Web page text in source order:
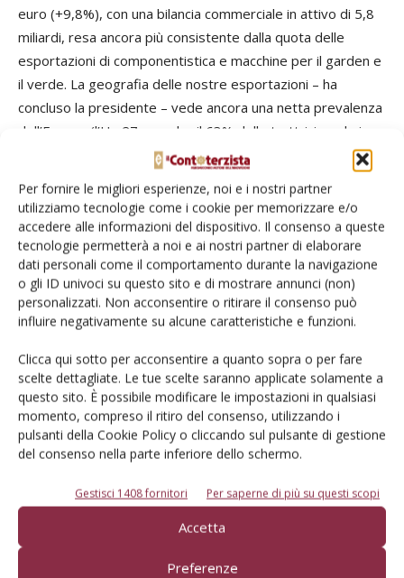
Per fornire le migliori esperienze, noi e i nostri partner
utilizziamo tecnologie come i cookie per memorizzare e/o
accedere alle informazioni del dispositivo. Il consenso a queste
tecnologie permetterà a noi e ai nostri partner di elaborare
dati personali come il comportamento durante la navigazione
o gli ID univoci su questo sito e di mostrare annunci (non)
personalizzati. Non acconsentire o ritirare il consenso può
influire negativamente su alcune caratteristiche e funzioni.
Clicca qui sotto per acconsentire a quanto sopra o per fare
scelte dettagliate. Le tue scelte saranno applicate solamente a
questo sito. È possibile modificare le impostazioni in qualsiasi
momento, compreso il ritiro del consenso, utilizzando i
pulsanti della Cookie Policy o cliccando sul pulsante di gestione
del consenso nella parte inferiore dello schermo.
Gestisci 1408 fornitori Per saperne di più su questi scopi
Accetta
Preferenze
euro (+9,8%), con una bilancia commerciale in attivo di 5,8
miliardi, resa ancora più consistente dalla quota delle
esportazioni di componentistica e macchine per il garden e
il verde. La geografia delle nostre esportazioni – ha
concluso la presidente – vede ancora una netta prevalenza
dell’Europa (l’Ue 27 assorbe il 63% delle trattrici made in
Italy e un ulteriore 16% viene assorbito dall’Europa non
comunitaria), mentre per quanto riguarda le altre tipologie
di macchine l’Ue 27 assorbe il 51% della nostra produzione
e gli altri Paesi europei un ulteriore 14%. Guardando ai
singoli Paesi, il primo partner commerciale italiano per le
trattrici è la Francia (344 milioni di euro), seguita da
Germania, Turchia e Stati Uniti; per le altre tipologie di
macchine sono gli Usa il primo mercato, seguiti da Francia,
TAG Federunacoma Immatricolazioni macchine agricole
Facebook Twitter